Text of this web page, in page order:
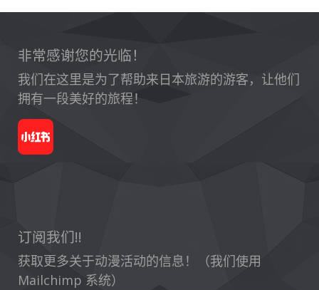
非常感谢您的光临！
我们在这里是为了帮助来日本旅游的游客，让他们
拥有一段美好的旅程！
订阅我们!!
获取更多关于动漫活动的信息！（我们使用
Mailchimp 系统）